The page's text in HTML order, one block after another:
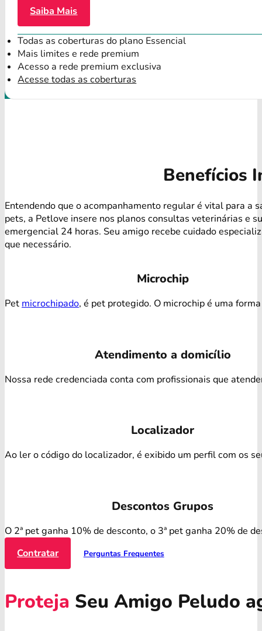
Saiba Mais
Todas as coberturas do plano Essencial
Mais limites e rede premium
Acesso a rede premium exclusiva
Acesse todas as coberturas
Benefícios
Entendendo que o acompanhamento regular é vital para a
pets, a Petlove insere nos planos consultas veterinárias e
emergencial 24 horas. Seu amigo recebe cuidado
que necessário.
Microchip
Pet microchipado, é pet protegido. O microchip é uma
Atendimento a domicílio
Nossa rede credenciada conta com profissionais que
Localizador
Ao ler o código do localizador, é exibido um perfil com os
Descontos Grupos
O 2ª pet ganha 10% de desconto, o 3ª pet ganha 20% de
Contratar
Perguntas Frequentes
Proteja Seu Amigo Peludo